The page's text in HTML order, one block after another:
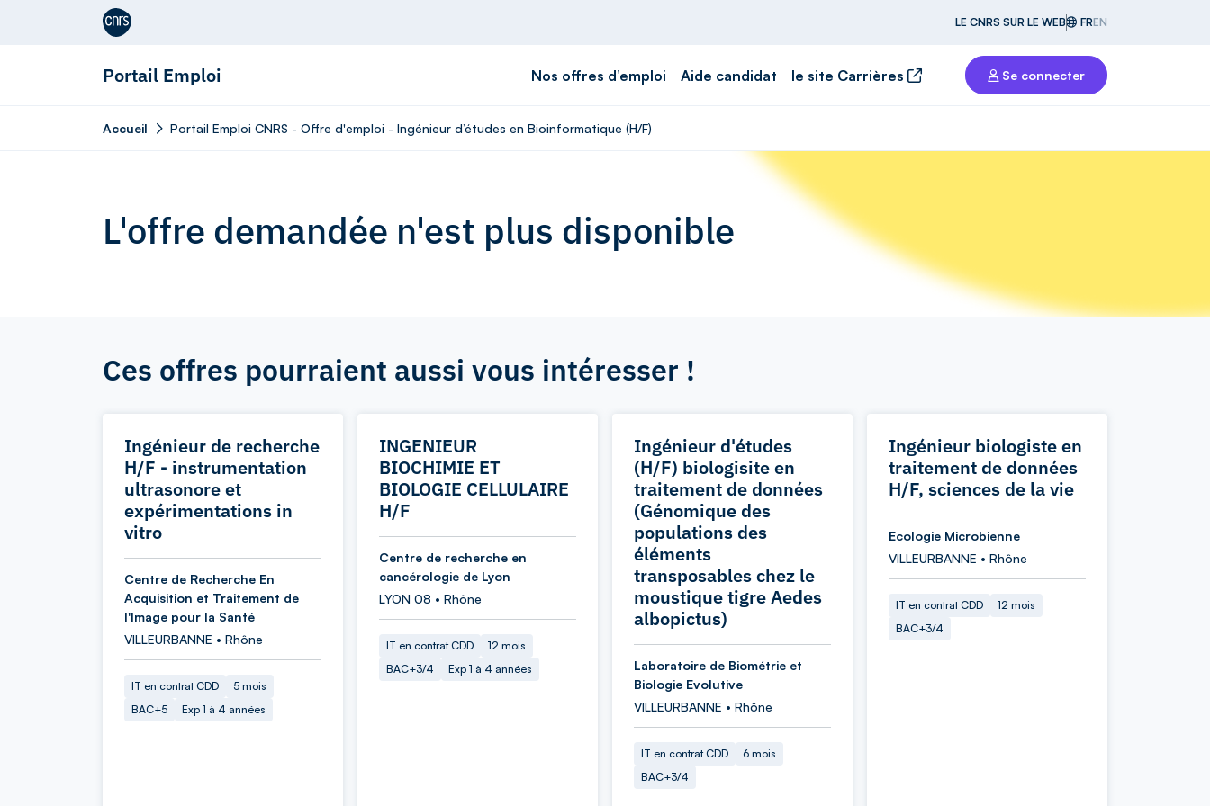
Aller au contenu
LE CNRS SUR LE WEB FREN
Portail Emploi Nos offres d’emploi Aide candidat le site Carrières Se connecter
Accueil Portail Emploi CNRS - Offre d'emploi - Ingénieur d’études en Bioinformatique (H/F)
L'offre demandée n'est plus disponible
Ces offres pourraient aussi vous intéresser !
Ingénieur de recherche
H/F - instrumentation
ultrasonore et
expérimentations in
vitro
Centre de Recherche En
Acquisition et Traitement de
l'Image pour la Santé
VILLEURBANNE • Rhône
IT en contrat CDD
5 mois
BAC+5
Exp 1 à 4 années
INGENIEUR
BIOCHIMIE ET
BIOLOGIE CELLULAIRE
H/F
Centre de recherche en
cancérologie de Lyon
LYON 08 • Rhône
IT en contrat CDD
12 mois
BAC+3/4
Exp 1 à 4 années
Ingénieur d'études
(H/F) biologisite en
traitement de données
(Génomique des
populations des
éléments
transposables chez le
moustique tigre Aedes
albopictus)
Laboratoire de Biométrie et
Biologie Evolutive
VILLEURBANNE • Rhône
IT en contrat CDD
6 mois
BAC+3/4
Ingénieur biologiste en
traitement de données
H/F, sciences de la vie
Ecologie Microbienne
VILLEURBANNE • Rhône
IT en contrat CDD
12 mois
BAC+3/4